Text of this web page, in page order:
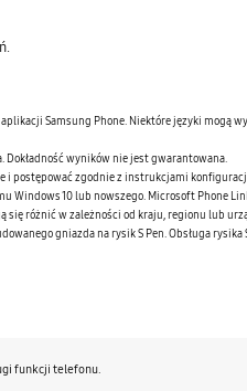
Samsung Phone. Niektóre języki mogą
Dokładność wyników nie jest gwarantowana.
i postępować zgodnie z instrukcjami
Windows 10 lub nowszego. Microsoft Phone
się różnić w zależności od kraju, regionu lub
gniazda na rysik S Pen. Obsługa rysika
funkcji telefonu.